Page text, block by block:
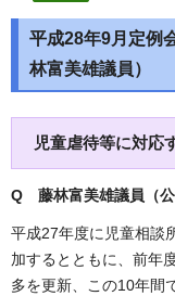
平成28年9月定例
林富美雄議員）
児童虐待等に対応
Q 藤林富美雄議員（公
平成27年度に児童相談
加するとともに、前年
多を更新、この10年間